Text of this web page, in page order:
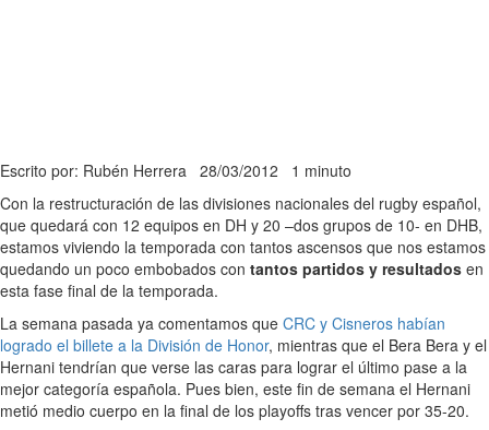
Escrito por: Rubén Herrera 28/03/2012 1 minuto
Con la restructuración de las divisiones nacionales del rugby español,
que quedará con 12 equipos en DH y 20 –dos grupos de 10- en DHB,
estamos viviendo la temporada con tantos ascensos que nos estamos
quedando un poco embobados con tantos partidos y resultados en
esta fase final de la temporada.
La semana pasada ya comentamos que CRC y Cisneros habían
logrado el billete a la División de Honor, mientras que el Bera Bera y el
Hernani tendrían que verse las caras para lograr el último pase a la
mejor categoría española. Pues bien, este fin de semana el Hernani
metió medio cuerpo en la final de los playoffs tras vencer por 35-20.